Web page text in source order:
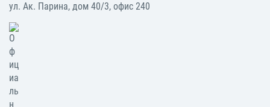
ул. Ак. Парина, дом 40/3, офис 240